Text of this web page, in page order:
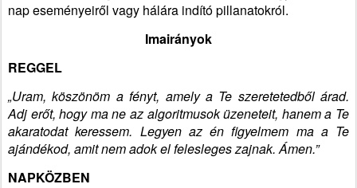
nap eseményeiről vagy hálára indító pillanatokról.
Imairányok
REGGEL
„Uram, köszönöm a fényt, amely a Te szeretetedből árad.
Adj erőt, hogy ma ne az algoritmusok üzeneteit, hanem a Te
akaratodat keressem. Legyen az én figyelmem ma a Te
ajándékod, amit nem adok el felesleges zajnak. Ámen.”
NAPKÖZBEN